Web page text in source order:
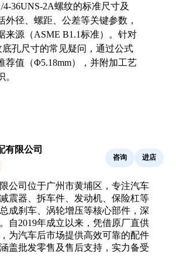
36UNS-2A螺纹的标准尺寸及
外径、螺距、公差等关键参数，
来源（ASME B1.1标准）。针对
底孔尺寸的常见疑问，通过公式
荐值（Φ5.18mm），并附加工艺
有限公司
咨询 进店
公司位于广州市黄埔区，专注汽车
震器、拆车件、发动机、保险杠等
成刹车、涡轮增压等核心部件，深
自2019年成立以来，凭借原厂直供
为汽车后市场提供高效可靠的配件
盖批发零售及售后支持，实力备受